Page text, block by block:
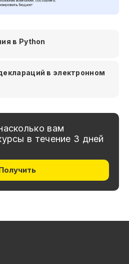
в Python
в электронном
вам
в течение 3 дней